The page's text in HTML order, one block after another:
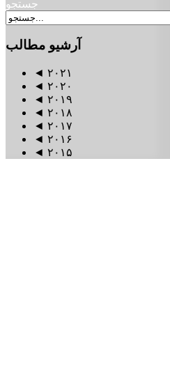
جستجو
آرشیو مطالب
◄ ۲۰۲۱
◄ ۲۰۲۰
◄ ۲۰۱۹
◄ ۲۰۱۸
◄ ۲۰۱۷
◄ ۲۰۱۶
◄ ۲۰۱۵